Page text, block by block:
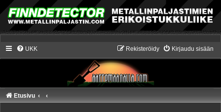
UKK Kirjaudu sisään
Rekisteröidy
Etusivu